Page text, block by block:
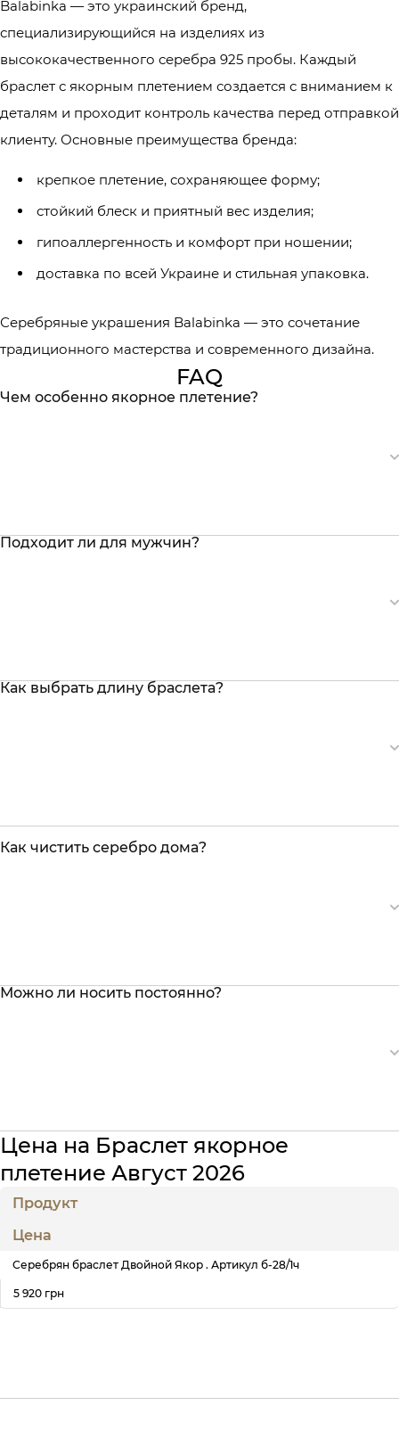
Balabinka — это украинский бренд,
специализирующийся на изделиях из
высококачественного серебра 925 пробы. Каждый
браслет с якорным плетением создается с вниманием к
деталям и проходит контроль качества перед отправкой
клиенту. Основные преимущества бренда:
крепкое плетение, сохраняющее форму;
стойкий блеск и приятный вес изделия;
гипоаллергенность и комфорт при ношении;
доставка по всей Украине и стильная упаковка.
Серебряные украшения Balabinka — это сочетание
традиционного мастерства и современного дизайна.
FAQ
Чем особенно якорное плетение?
Подходит ли для мужчин?
Как выбрать длину браслета?
Как чистить серебро дома?
Можно ли носить постоянно?
Цена на Браслет якорное
плетение Август 2026
Продукт
Цена
Серебрян браслет Двойной Якор . Артикул б-28/1ч
5 920 грн